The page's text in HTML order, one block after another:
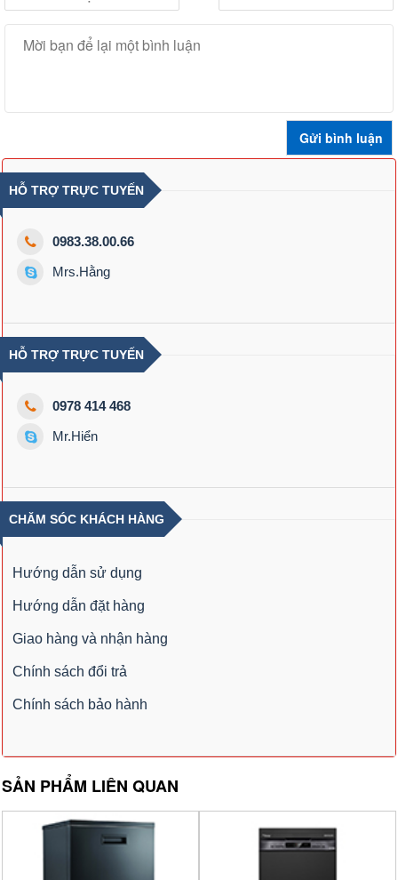
HỖ TRỢ TRỰC TUYẾN
0983.38.00.66
Mrs.Hằng
HỖ TRỢ TRỰC TUYẾN
0978 414 468
Mr.Hiển
CHĂM SÓC KHÁCH HÀNG
Hướng dẫn sử dụng
Hướng dẫn đặt hàng
Giao hàng và nhận hàng
Chính sách đổi trả
Chính sách bảo hành
SẢN PHẨM LIÊN QUAN